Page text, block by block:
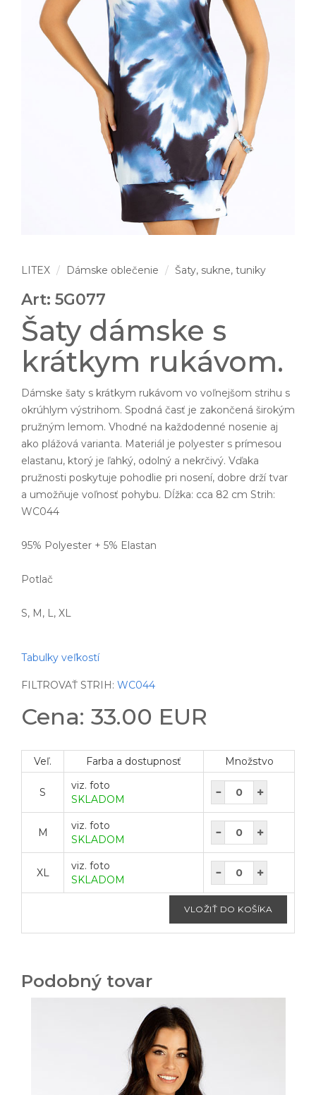
LITEX Dámske oblečenie Šaty, sukne, tuniky
Art: 5G077
Šaty dámske s
krátkym rukávom.
Dámske šaty s krátkym rukávom vo voľnejšom strihu s
okrúhlym výstrihom. Spodná časť je zakončená širokým
pružným lemom. Vhodné na každodenné nosenie aj
ako plážová varianta. Materiál je polyester s prímesou
elastanu, ktorý je ľahký, odolný a nekrčivý. Vďaka
pružnosti poskytuje pohodlie pri nosení, dobre drží tvar
a umožňuje voľnosť pohybu. Dĺžka: cca 82 cm Strih:
WC044
95% Polyester + 5% Elastan
Potlač
S, M, L, XL
Tabulky veľkostí
FILTROVAŤ STRIH: WC044
Cena: 33.00 EUR
Veľ. Farba a dostupnosť Množstvo
S
viz. foto
SKLADOM
M
viz. foto
SKLADOM
XL
viz. foto
SKLADOM
Podobný tovar